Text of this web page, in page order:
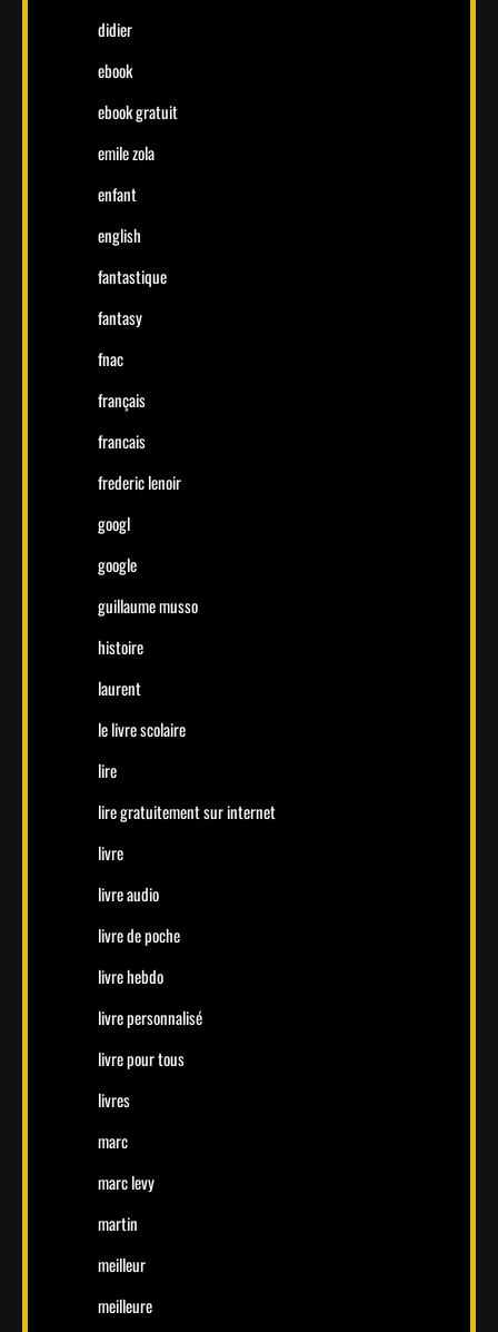
didier
ebook
ebook gratuit
emile zola
enfant
english
fantastique
fantasy
fnac
français
francais
frederic lenoir
googl
google
guillaume musso
histoire
laurent
le livre scolaire
lire
lire gratuitement sur internet
livre
livre audio
livre de poche
livre hebdo
livre personnalisé
livre pour tous
livres
marc
marc levy
martin
meilleur
meilleure